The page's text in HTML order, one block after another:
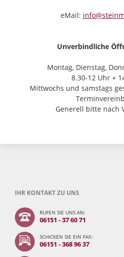
eMail:
Unverbindliche
Montag, Dienstag,
8.30-12 Uhr +
Mittwochs und samstags
Generell bitte nach
IHR KONTAKT ZU UNS
RUFEN SIE UNS AN:
06151 - 37 60 71
SCHICKEN SIE EIN FAX:
06151 - 368 96 37